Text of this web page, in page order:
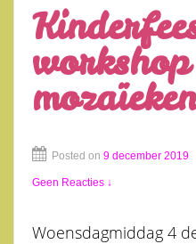
workshop
mozaïeken
Posted on 9 december 2019
Geen Reacties ↓
Woensdagmiddag 4